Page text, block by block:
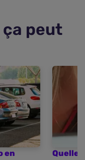
peut
en
Quelle